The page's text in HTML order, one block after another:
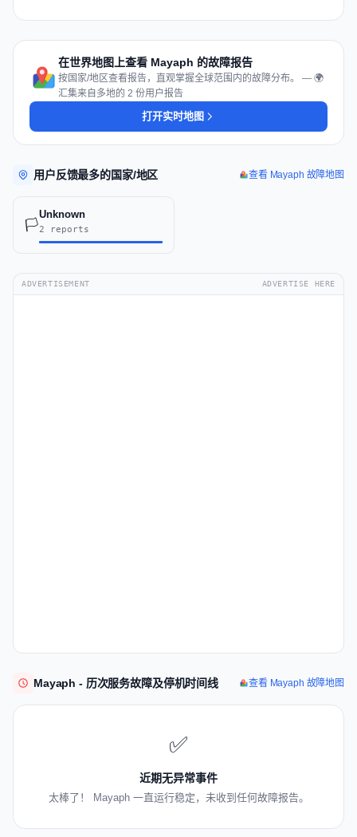
在世界地图上查看 Mayaph 的故障报告
按国家/地区查看报告，直观掌握全球范围内的故障分布。 — 🌍
汇集来自多地的 2 份用户报告
打开实时地图
用户反馈最多的国家/地区 查看 Mayaph 故障地图
🏳️
Unknown
2 reports
ADVERTISEMENT ADVERTISE HERE
Mayaph - 历次服务故障及停机时间线 查看 Mayaph 故障地图
✅
近期无异常事件
太棒了！ Mayaph 一直运行稳定，未收到任何故障报告。